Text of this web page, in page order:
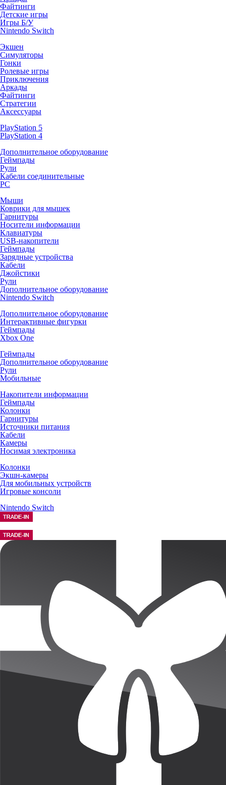
Файтинги
Детские игры
Игры Б/У
Nintendo Switch
Экшен
Симуляторы
Гонки
Ролевые игры
Приключения
Аркады
Файтинги
Стратегии
Аксессуары
PlayStation 5
PlayStation 4
Дополнительное оборудование
Геймпады
Рули
Кабели соединительные
PC
Мыши
Коврики для мышек
Гарнитуры
Носители информации
Клавиатуры
USB-накопители
Геймпады
Зарядные устройства
Кабели
Джойстики
Рули
Дополнительное оборудование
Nintendo Switch
Дополнительное оборудование
Интерактивные фигурки
Геймпады
Xbox One
Геймпады
Дополнительное оборудование
Рули
Мобильные
Накопители информации
Геймпады
Колонки
Гарнитуры
Источники питания
Кабели
Камеры
Носимая электроника
Колонки
Экшн-камеры
Для мобильных устройств
Игровые консоли
Nintendo Switch